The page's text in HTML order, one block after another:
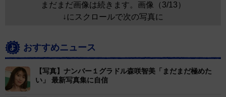
まだまだ画像は続きます。画像（3/13）
↓にスクロールで次の写真に
おすすめニュース
【写真】ナンバー１グラドル森咲智美「まだまだ極めた
い」 最新写真集に自信